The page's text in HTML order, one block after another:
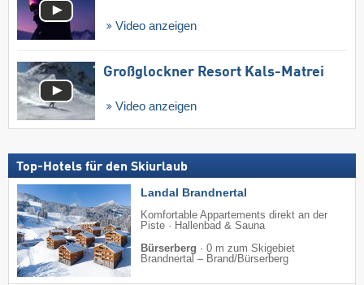
Video anzeigen
Großglockner Resort Kals-Matrei
Video anzeigen
Top-Hotels für den Skiurlaub
Landal Brandnertal
Komfortable Appartements direkt an der
Piste · Hallenbad & Sauna
Bürserberg · 0 m zum Skigebiet
Brandnertal – Brand/​Bürserberg